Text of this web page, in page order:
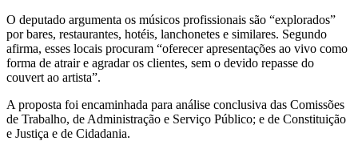
O deputado argumenta os músicos profissionais são “explorados”
por bares, restaurantes, hotéis, lanchonetes e similares. Segundo
afirma, esses locais procuram “oferecer apresentações ao vivo como
forma de atrair e agradar os clientes, sem o devido repasse do
couvert ao artista”.
A proposta foi encaminhada para análise conclusiva das Comissões
de Trabalho, de Administração e Serviço Público; e de Constituição
e Justiça e de Cidadania.